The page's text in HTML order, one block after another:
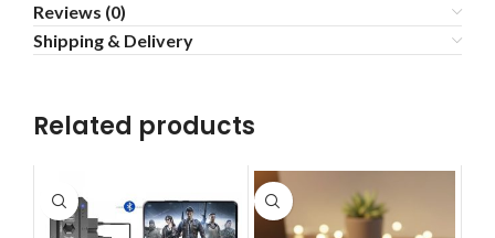
Reviews (0)
Shipping & Delivery
Related products